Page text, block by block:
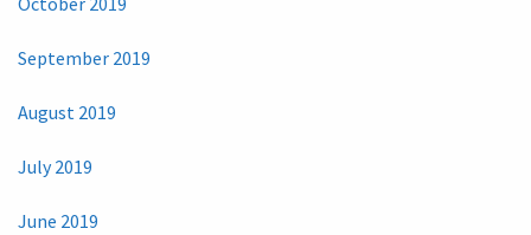
September 2019
August 2019
July 2019
June 2019